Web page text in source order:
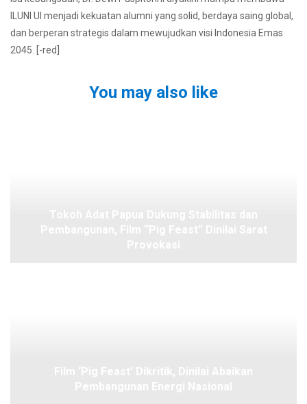
ILUNI UI menjadi kekuatan alumni yang solid, berdaya saing global,
dan berperan strategis dalam mewujudkan visi Indonesia Emas
2045. [-red]
You may also like